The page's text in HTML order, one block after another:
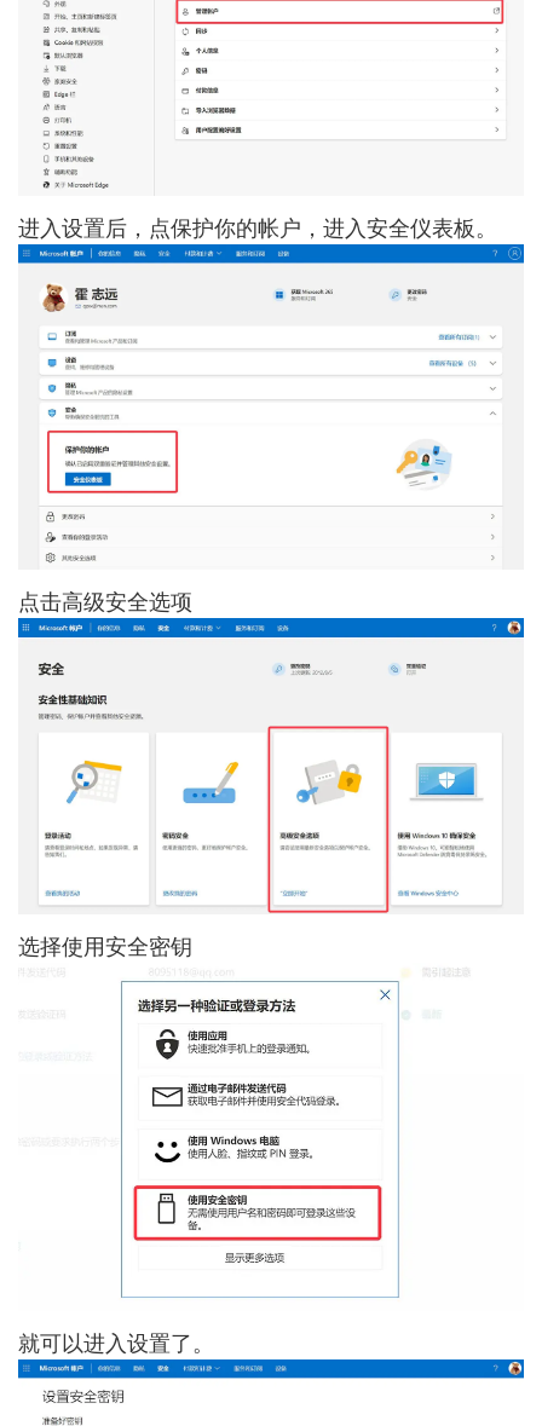
进入设置后，点保护你的帐户，进入安全仪表板。
点击高级安全选项
选择使用安全密钥
就可以进入设置了。